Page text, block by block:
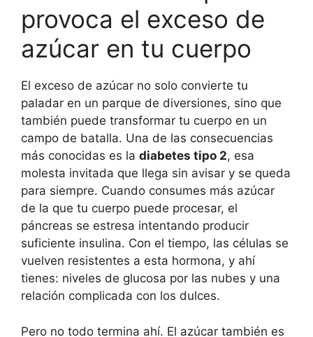
provoca el exceso de
azúcar en tu cuerpo
El exceso de azúcar no solo convierte tu
paladar en un parque de diversiones, sino que
también puede transformar tu cuerpo en un
campo de batalla. Una de las consecuencias
más conocidas es la diabetes tipo 2, esa
molesta invitada que llega sin avisar y se queda
para siempre. Cuando consumes más azúcar
de la que tu cuerpo puede procesar, el
páncreas se estresa intentando producir
suficiente insulina. Con el tiempo, las células se
vuelven resistentes a esta hormona, y ahí
tienes: niveles de glucosa por las nubes y una
relación complicada con los dulces.
Pero no todo termina ahí. El azúcar también es